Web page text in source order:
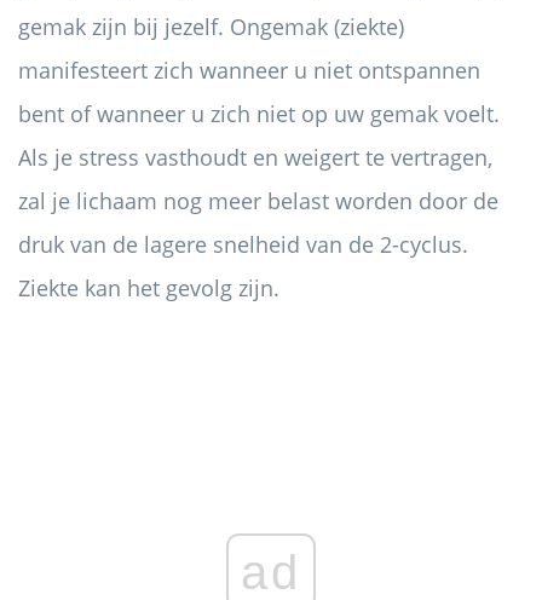
gemak zijn bij jezelf. Ongemak (ziekte)
manifesteert zich wanneer u niet ontspannen
bent of wanneer u zich niet op uw gemak voelt.
Als je stress vasthoudt en weigert te vertragen,
zal je lichaam nog meer belast worden door de
druk van de lagere snelheid van de 2-cyclus.
Ziekte kan het gevolg zijn.
ad